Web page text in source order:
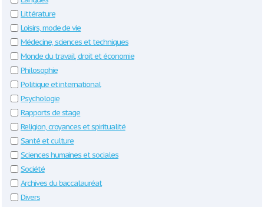
Littérature
Loisirs, mode de vie
Médecine, sciences et techniques
Monde du travail, droit et économie
Philosophie
Politique et international
Psychologie
Rapports de stage
Religion, croyances et spiritualité
Santé et culture
Sciences humaines et sociales
Société
Archives du baccalauréat
Divers